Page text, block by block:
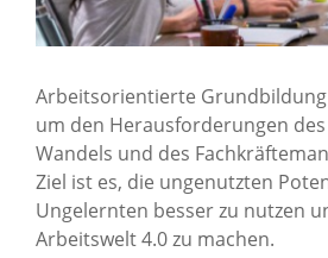
Arbeitsorientierte Grundbildung
um den Herausforderungen
Wandels und des
Ziel ist es, die ungenutzten
Ungelernten besser zu nutzen
Arbeitswelt 4.0 zu machen.